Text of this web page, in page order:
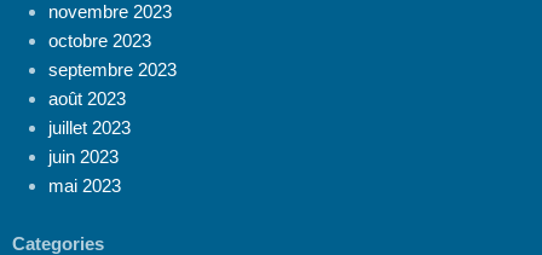
novembre 2023
octobre 2023
septembre 2023
août 2023
juillet 2023
juin 2023
mai 2023
Categories